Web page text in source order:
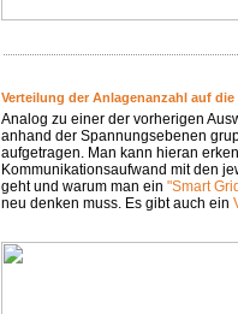
Verteilung der Anlagenanzahl auf die
Analog zu einer der vorherigen
anhand der Spannungsebenen
aufgetragen. Man kann hieran
Kommunikationsaufwand mit den
geht und warum man ein "Smart
neu denken muss. Es gibt auch ein